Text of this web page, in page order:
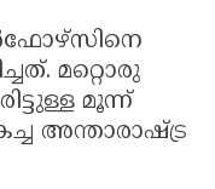
മറ്റൊരു
മൂന്ന്
അന്താരാഷ്ട്ര